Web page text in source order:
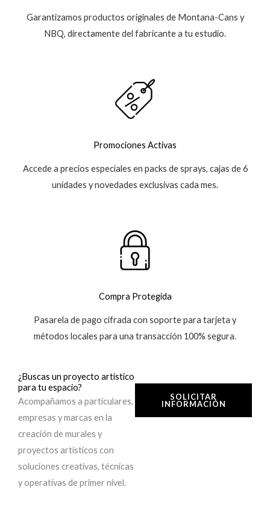
Garantizamos productos originales de Montana-Cans y
NBQ, directamente del fabricante a tu estudio.
Promociones Activas
Accede a precios especiales en packs de sprays, cajas de 6
unidades y novedades exclusivas cada mes.
Compra Protegida
Pasarela de pago cifrada con soporte para tarjeta y
métodos locales para una transacción 100% segura.
¿Buscas un proyecto artístico
para tu espacio?
Acompañamos a particulares,
empresas y marcas en la
creación de murales y
proyectos artísticos con
soluciones creativas, técnicas
y operativas de primer nivel.
SOLICITAR
INFORMACIÓN